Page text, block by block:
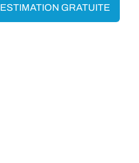
ESTIMATION GRATUITE